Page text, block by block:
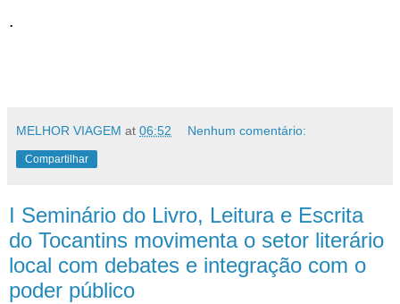
.
MELHOR VIAGEM at 06:52 Nenhum comentário:
Compartilhar
I Seminário do Livro, Leitura e Escrita
do Tocantins movimenta o setor literário
local com debates e integração com o
poder público